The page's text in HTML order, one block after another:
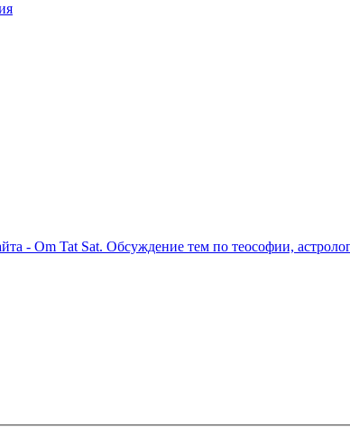
- Om Tat Sat. Обсуждение тем по теософии,